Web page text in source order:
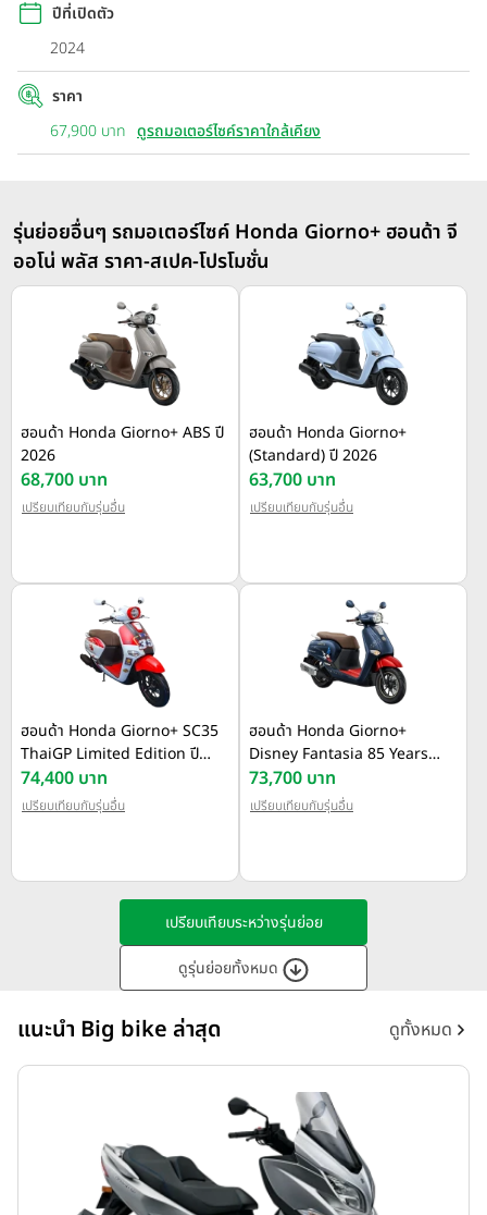
ปีที่เปิดตัว
2024
ราคา
67,900 บาท ดูรถมอเตอร์ไซค์ราคาใกล้เคียง
รุ่นย่อยอื่นๆ รถมอเตอร์ไซค์ Honda Giorno+ ฮอนด้า จี
ออโน่ พลัส ราคา-สเปค-โปรโมชั่น
ฮอนด้า Honda Giorno+ ABS ปี
2026
68,700 บาท
เปรียบเทียบกับรุ่นอื่น
ฮอนด้า Honda Giorno+
(Standard) ปี 2026
63,700 บาท
เปรียบเทียบกับรุ่นอื่น
ฮอนด้า Honda Giorno+ SC35
ThaiGP Limited Edition ปี
2025
74,400 บาท
เปรียบเทียบกับรุ่นอื่น
ฮอนด้า Honda Giorno+
Disney Fantasia 85 Years
Limited Edition ปี 2025
73,700 บาท
เปรียบเทียบกับรุ่นอื่น
เปรียบเทียบระหว่างรุ่นย่อย
ดูรุ่นย่อยทั้งหมด
แนะนำ Big bike ล่าสุด ดูทั้งหมด